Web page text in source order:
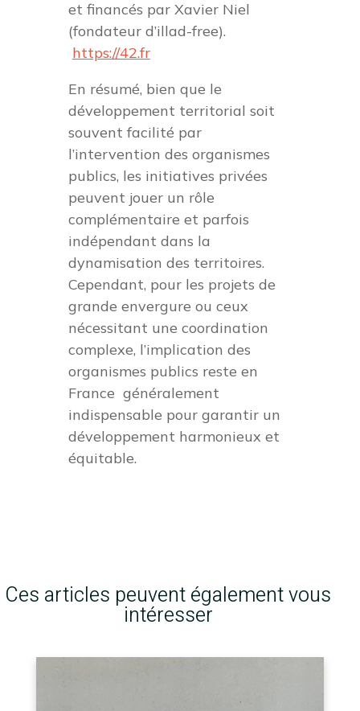
et financés par Xavier Niel
(fondateur d’illad-free).
https://42.fr
En résumé, bien que le
développement territorial soit
souvent facilité par
l’intervention des organismes
publics, les initiatives privées
peuvent jouer un rôle
complémentaire et parfois
indépendant dans la
dynamisation des territoires.
Cependant, pour les projets de
grande envergure ou ceux
nécessitant une coordination
complexe, l’implication des
organismes publics reste en
France généralement
indispensable pour garantir un
développement harmonieux et
équitable.
Ces articles peuvent également vous
intéresser